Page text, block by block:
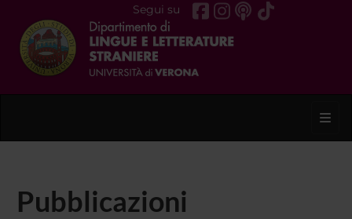
Segui su
Pubblicazioni